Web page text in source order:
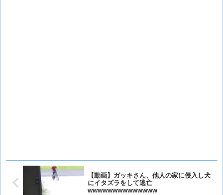
【動画】ガッキさん、他人の家に侵入し犬
にイタズラをして逃亡
wwwwwwwwwwwwww